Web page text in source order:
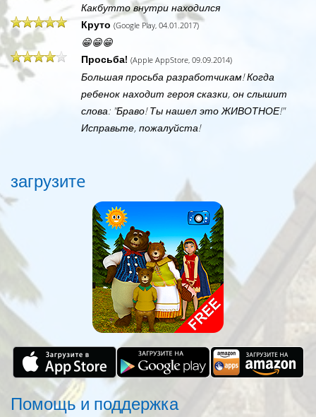
Какбутто внутри находился
Круто (Google Play, 04.01.2017)
😁😁😁
Просьба! (Apple AppStore, 09.09.2014)
Большая просьба разработчикам! Когда
ребенок находит героя сказки, он слышит
слова: "Браво! Ты нашел это ЖИВОТНОЕ!"
Исправьте, пожалуйста!
загрузитe
Помощь и поддержка